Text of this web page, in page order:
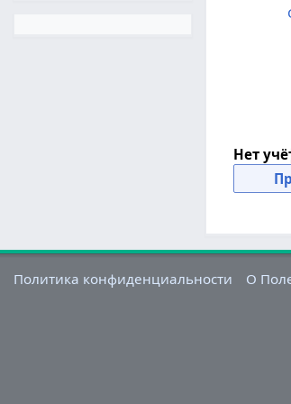
Нет
Политика конфиденциальности О